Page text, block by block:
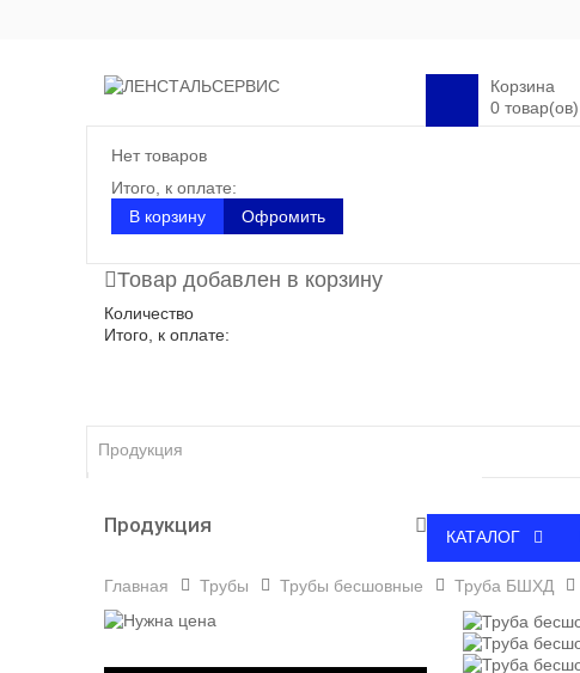
Корзина
0 товар(ов)
Нет товаров
Итого, к оплате:
В корзину Офромить
Товар добавлен в корзину
Количество
Итого, к оплате:
Продукция КАТАЛОГ
Главная Трубы Трубы бесшовные Труба БШХД